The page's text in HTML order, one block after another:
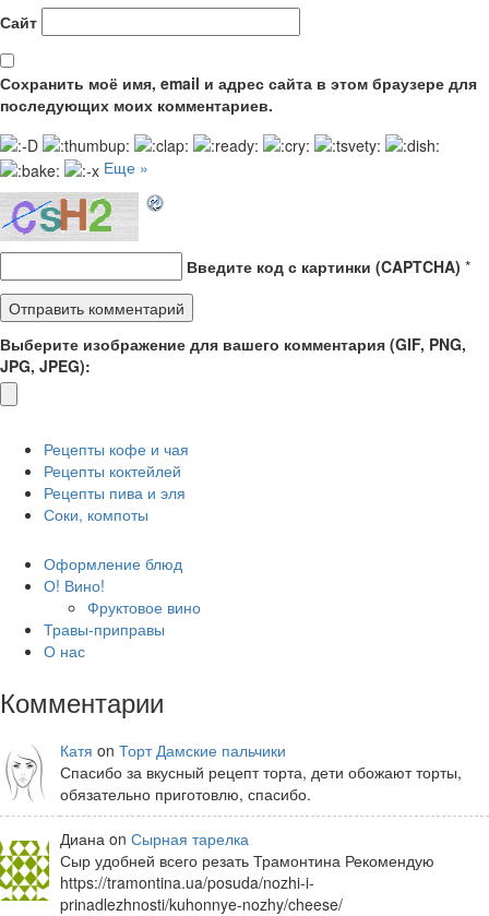
Сайт
Сохранить моё имя, email и адрес сайта в этом браузере для
последующих моих комментариев.
Еще »
Введите код с картинки (CAPTCHA) *
Выберите изображение для вашего комментария (GIF, PNG,
JPG, JPEG):
Рецепты кофе и чая
Рецепты коктейлей
Рецепты пива и эля
Соки, компоты
Оформление блюд
О! Вино!
Фруктовое вино
Травы-приправы
О нас
Комментарии
Катя on Торт Дамские пальчики
Спасибо за вкусный рецепт торта, дети обожают торты,
обязательно приготовлю, спасибо.
Диана on Сырная тарелка
Сыр удобней всего резать Трамонтина Рекомендую
https://tramontina.ua/posuda/nozhi-i-
prinadlezhnosti/kuhonnye-nozhy/cheese/